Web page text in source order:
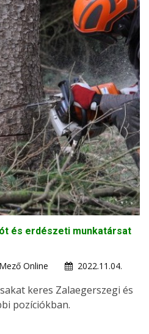
és erdészeti munkatársat
Online
2022.11.04.
keres Zalaegerszegi és
pozíciókban.